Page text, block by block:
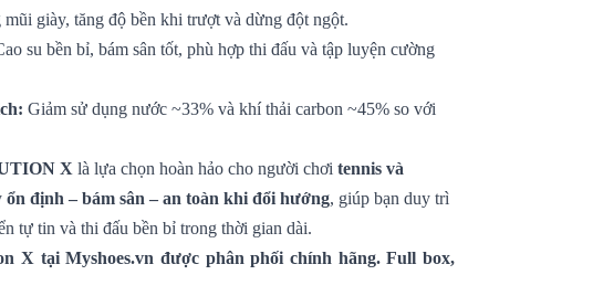
giày, tăng độ bền khi trượt và dừng đột ngột.
su bền bỉ, bám sân tốt, phù hợp thi đấu và tập luyện cường
Giảm sử dụng nước ~33% và khí thải carbon ~45% so với
X là lựa chọn hoàn hảo cho người chơi tennis và
ổn định – bám sân – an toàn khi đổi hướng, giúp bạn duy trì
tự tin và thi đấu bền bỉ trong thời gian dài.
X tại Myshoes.vn được phân phối chính hãng. Full box,